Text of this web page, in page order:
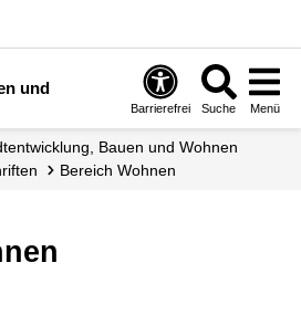
und
Barrierefrei Suche Menü
Bauen und Wohnen
Bereich Wohnen